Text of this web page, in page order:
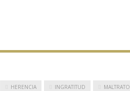
HERENCIA INGRATITUD MALTRATO